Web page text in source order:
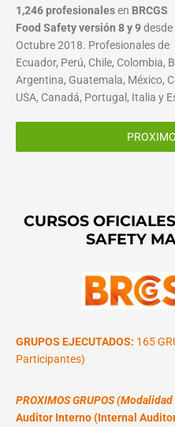
1,246 profesionalesen BRCGS
Food Safety versión 8 y 9desde
Octubre 2018. Profesionales de
Ecuador, Perú, Chile, Colombia,
Argentina, Guatemala, México,
USA, Canadá, Portugal, Italia y
CURSOS
SAFETY
GRUPOS EJECUTADOS: 165
Participantes)
PROXIMOS GRUPOS
Auditor Interno (Internal